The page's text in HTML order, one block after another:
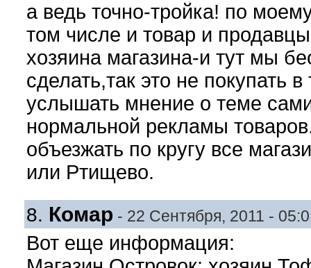
а ведь точно-тройка! по
том числе и товар и
хозяина магазина-и тут мы
сделать,так это не покупать
услышать мнение о теме
нормальной рекламы
объезжать по кругу все
или Ртищево.
8. Комар - 22 Сентября, 2011 -
Вот еще информация: